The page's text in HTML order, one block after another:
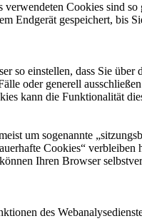
verwendeten Cookies sind
Endgerät gespeichert, bis
so einstellen, dass Sie
oder generell
kann die Funktionalität
um sogenannte
Cookies“
Ihren Browser
des